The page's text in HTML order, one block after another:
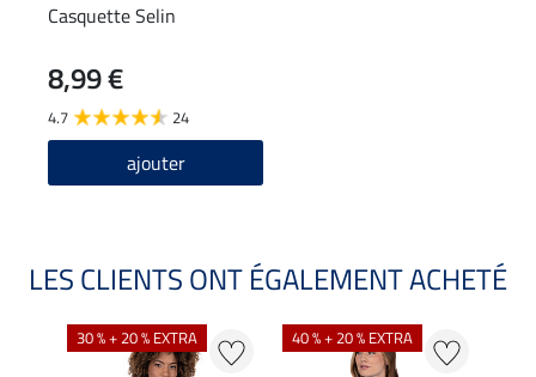
Casquette Selin
8,99 €
4.7 24
ajouter
LES CLIENTS ONT ÉGALEMENT ACHETÉ
30 % + 20 % EXTRA 40 % + 20 % EXTRA